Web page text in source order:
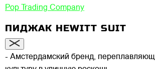
Pop Trading Company
ПИДЖАК HEWITT SUIT
- Амстердамский бренд,